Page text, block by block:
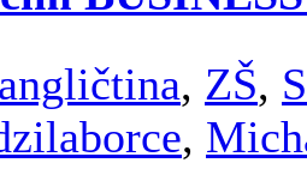
angličtina, ZŠ,
,